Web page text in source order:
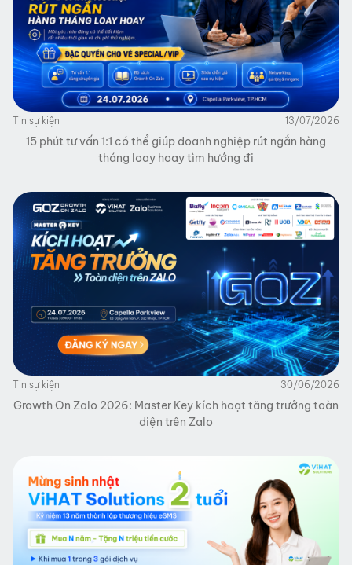
Tin sự kiện 13/07/2026
15 phút tư vấn 1:1 có thể giúp doanh nghiệp rút ngắn hàng
tháng loay hoay tìm hướng đi
Tin sự kiện 30/06/2026
Growth On Zalo 2026: Master Key kích hoạt tăng trưởng toàn
diện trên Zalo